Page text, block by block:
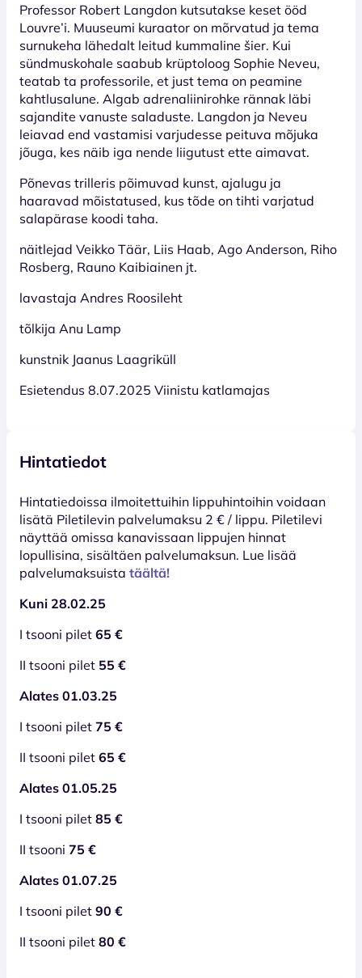
Professor Robert Langdon kutsutakse keset ööd
Louvre’i. Muuseumi kuraator on mõrvatud ja tema
surnukeha lähedalt leitud kummaline šier. Kui
sündmuskohale saabub krüptoloog Sophie Neveu,
teatab ta professorile, et just tema on peamine
kahtlusalune. Algab adrenaliinirohke rännak läbi
sajandite vanuste saladuste. Langdon ja Neveu
leiavad end vastamisi varjudesse peituva mõjuka
jõuga, kes näib iga nende liigutust ette aimavat.
Põnevas trilleris põimuvad kunst, ajalugu ja
haaravad mõistatused, kus tõde on tihti varjatud
salapärase koodi taha.
näitlejad Veikko Täär, Liis Haab, Ago Anderson, Riho
Rosberg, Rauno Kaibiainen jt.
lavastaja Andres Roosileht
tõlkija Anu Lamp
kunstnik Jaanus Laagriküll
Esietendus 8.07.2025 Viinistu katlamajas
Hintatiedot
Hinta­tiedoissa ilmoitettuihin lippuhintoihin voidaan
lisätä Piletilevin palvelumaksu 2 € / lippu. Piletilevi
näyttää omissa kanavissaan lippujen hinnat
lopullisina, sisältäen palvelumaksun. Lue lisää
palvelumaksuista täältä!
Kuni 28.02.25
I tsooni pilet 65 €
II tsooni pilet 55 €
Alates 01.03.25
I tsooni pilet 75 €
II tsooni pilet 65 €
Alates 01.05.25
I tsooni pilet 85 €
II tsooni 75 €
Alates 01.07.25
I tsooni pilet 90 €
II tsooni pilet 80 €